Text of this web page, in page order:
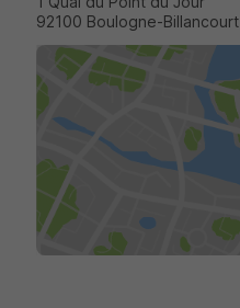
92100 Boulogne-Billancourt